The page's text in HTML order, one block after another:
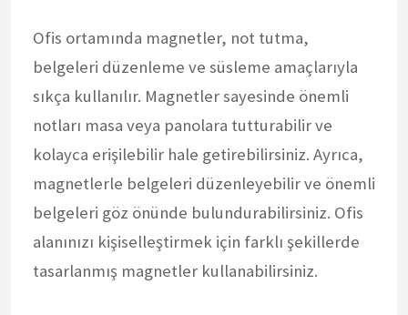
Ofis ortamında magnetler, not tutma,
belgeleri düzenleme ve süsleme amaçlarıyla
sıkça kullanılır. Magnetler sayesinde önemli
notları masa veya panolara tutturabilir ve
kolayca erişilebilir hale getirebilirsiniz. Ayrıca,
magnetlerle belgeleri düzenleyebilir ve önemli
belgeleri göz önünde bulundurabilirsiniz. Ofis
alanınızı kişiselleştirmek için farklı şekillerde
tasarlanmış magnetler kullanabilirsiniz.